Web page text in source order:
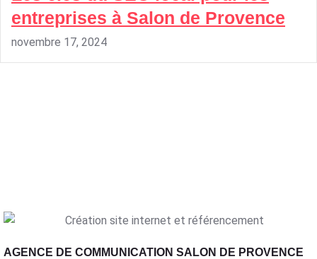
entreprises à Salon de Provence
novembre 17, 2024
AGENCE DE COMMUNICATION SALON DE PROVENCE